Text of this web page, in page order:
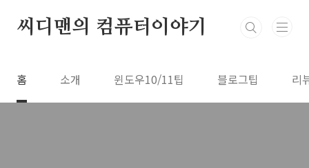
씨디맨의 컴퓨터이야기
홈 소개 윈도우10/11팁 블로그팁 리